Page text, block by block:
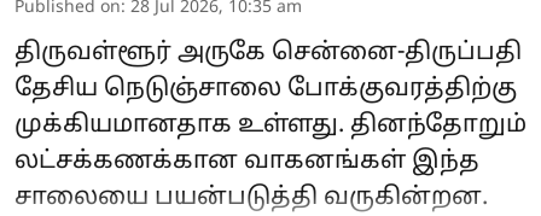
Published on: 28 Jul 2026, 10:35 am
திருவள்ளூர் அருகே சென்னை-திருப்பதி
தேசிய நெடுஞ்சாலை போக்குவரத்திற்கு
முக்கியமானதாக உள்ளது. தினந்தோறும்
லட்சக்கணக்கான வாகனங்கள் இந்த
சாலையை பயன்படுத்தி வருகின்றன.